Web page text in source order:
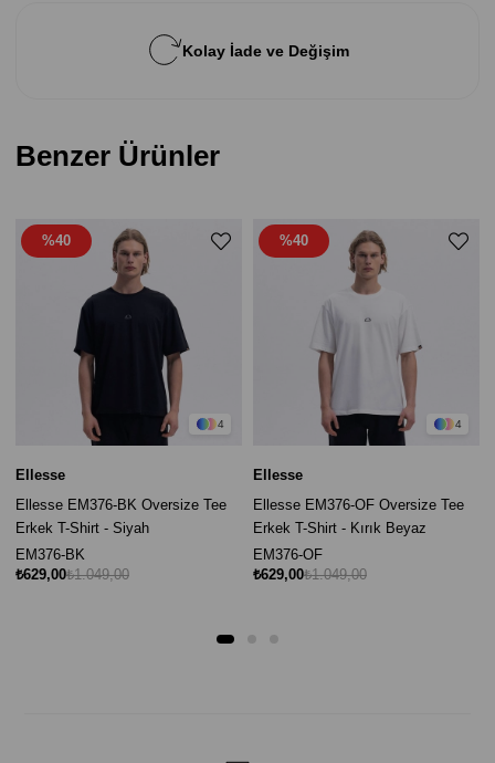
Kolay İade ve Değişim
Benzer Ürünler
4
Ellesse
Ellesse EM376-BK Oversize Tee
Erkek T-Shirt - Siyah
EM376-BK
₺629,00₺1.049,00
%40
4
Ellesse
Ellesse EM376-OF Oversize Tee
Erkek T-Shirt - Kırık Beyaz
EM376-OF
₺629,00₺1.049,00
%40